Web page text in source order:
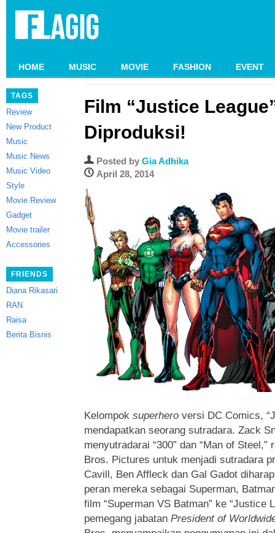
HOME MUSIC MOVIE FASHION EVENT
TAGS
Review
New Product
Music
Music News
Music Video
Style
Movie Review
Gadget
Movie trailer
Accessories
FRIENDS
Diana Rikasari
RAN
Raisa
Berita Bisnis
Film “Justice
Diproduksi!
Posted by Gia Adhika
April 28, 2014
Kelompok superhero versi DC Comics,
mendapatkan seorang sutradara. Zack
menyutradarai “300” dan “Man of
Bros. Pictures untuk menjadi sutradara
Cavill, Ben Affleck dan Gal Gadot
peran mereka sebagai Superman,
film “Superman VS Batman” ke “Justice
pemegang jabatan President of